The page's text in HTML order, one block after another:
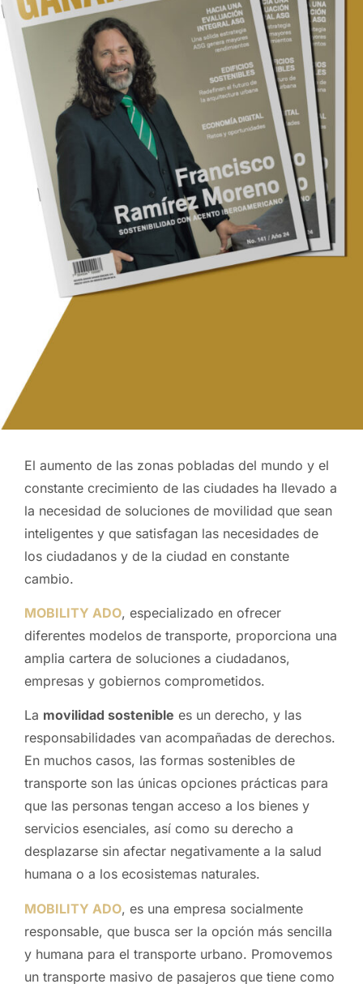
El aumento de las zonas pobladas del mundo y el
constante crecimiento de las ciudades ha llevado a
la necesidad de soluciones de movilidad que sean
inteligentes y que satisfagan las necesidades de
los ciudadanos y de la ciudad en constante
cambio.
MOBILITY ADO, especializado en ofrecer
diferentes modelos de transporte, proporciona una
amplia cartera de soluciones a ciudadanos,
empresas y gobiernos comprometidos.
La movilidad sostenible es un derecho, y las
responsabilidades van acompañadas de derechos.
En muchos casos, las formas sostenibles de
transporte son las únicas opciones prácticas para
que las personas tengan acceso a los bienes y
servicios esenciales, así como su derecho a
desplazarse sin afectar negativamente a la salud
humana o a los ecosistemas naturales.
MOBILITY ADO, es una empresa socialmente
responsable, que busca ser la opción más sencilla
y humana para el transporte urbano. Promovemos
un transporte masivo de pasajeros que tiene como